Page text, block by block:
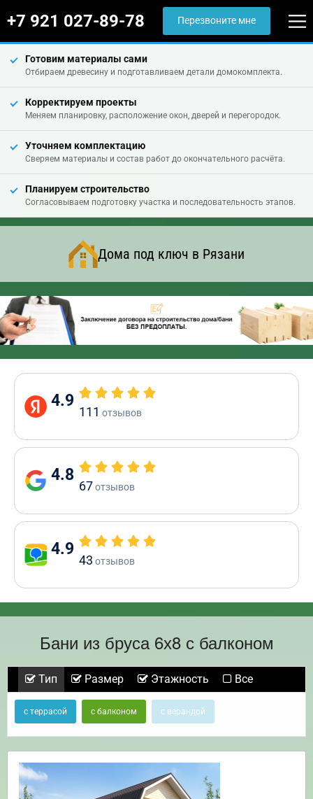
+7 921 027-89-78 Перезвоните мне
Готовим материалы сами
Отбираем древесину и подготавливаем детали домокомплекта.
Корректируем проекты
Меняем планировку, расположение окон, дверей и перегородок.
Уточняем комплектацию
Сверяем материалы и состав работ до окончательного расчёта.
Планируем строительство
Согласовываем подготовку участка и последовательность этапов.
Дома под ключ в Рязани
4.9
111 отзывов
4.8
67отзывов
4.9
43 отзывов
Бани из бруса 6х8 с балконом
Тип Размер Этажность Все
с террасой с балконом с верандой